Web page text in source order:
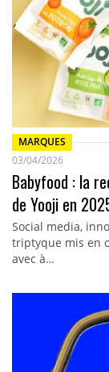
MARQUES
03/04/2026
Babyfood : la
de Yooji en
Social media,
triptyque mis en
avec à…